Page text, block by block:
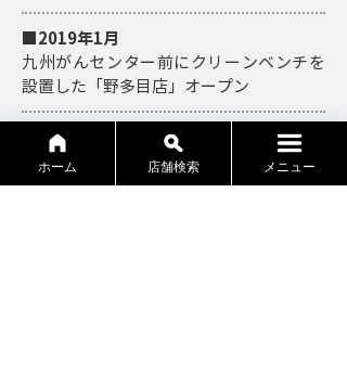
■2019年1月
九州がんセンター前にクリーンベンチを
設置した「野多目店」オープン
■2019年2月
神奈川県に初出店。「横浜弥生台店」オ
ープン
ホーム 店舗検索 メニュー